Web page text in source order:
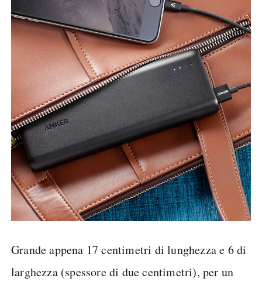
Grande appena 17 centimetri di lunghezza e 6 di
larghezza (spessore di due centimetri), per un